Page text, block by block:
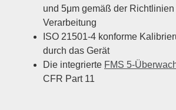
und 5μm gemäß der
Verarbeitung
ISO 21501-4 konforme
durch das Gerät
Die integrierte FMS 5-
CFR Part 11